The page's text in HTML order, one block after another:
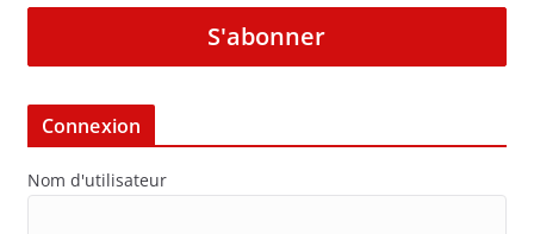
S'abonner
Connexion
Nom d'utilisateur